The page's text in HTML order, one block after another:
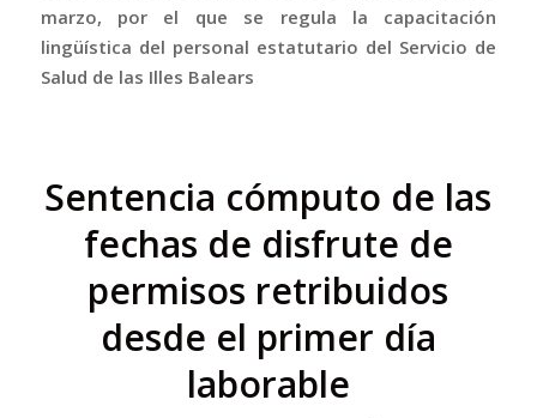
marzo, por el que se regula la capacitación
lingüística del personal estatutario del Servicio de
Salud de las Illes Balears
Sentencia cómputo de las
fechas de disfrute de
permisos retribuidos
desde el primer día
laborable